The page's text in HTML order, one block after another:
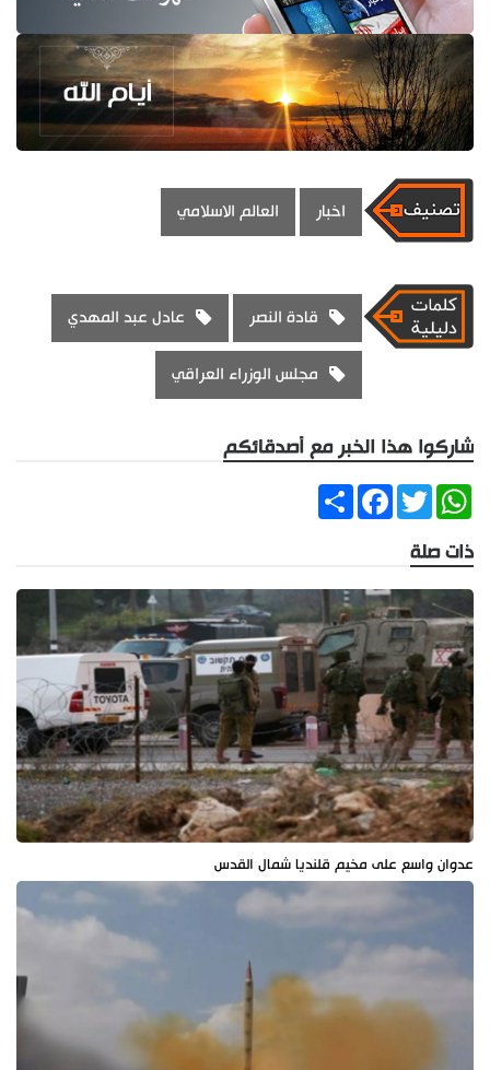
اخبار العالم الاسلامي
قادة النصر عادل عبد المهدي
مجلس الوزراء العراقي
شاركوا هذا الخبر مع أصدقائكم
ShareFacebookTwitter
WhatsApp
ذات صلة
عدوان واسع على مخيم قلنديا شمال القدس